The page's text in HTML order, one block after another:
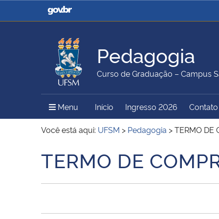
Casa Civil
Ministério da Justiça e
Ministério da Agricultura,
Pecuária e Abastecimento
Ministério da Educação
Ministério do Meio Ambiente Ministério do Turismo
Secretaria de Governo
Gabinete de Segurança
Pedagogia
Curso de Graduação – Campus
Menu Menu Principal do Sítio
Início Ingresso 2026 Contato
Você está aqui: UFSM > Pedagogia >TERMO DE
Início do conteúdo
TERMO DE